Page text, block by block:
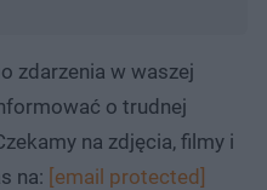
zdarzenia w waszej
o trudnej
na zdjęcia, filmy i
na: [email protected]